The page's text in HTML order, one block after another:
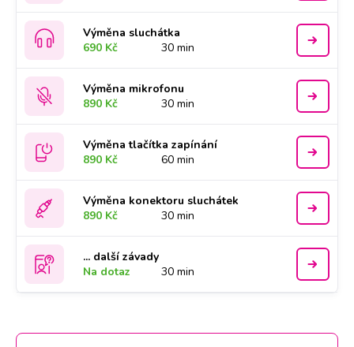
Výměna sluchátka
690 Kč
30 min
Výměna mikrofonu
890 Kč
30 min
Výměna tlačítka zapínání
890 Kč
60 min
Výměna konektoru sluchátek
890 Kč
30 min
... další závady
Na dotaz
30 min